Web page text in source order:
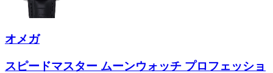
オメガ
スピードマスター ムーンウォッチ プロフェッショ